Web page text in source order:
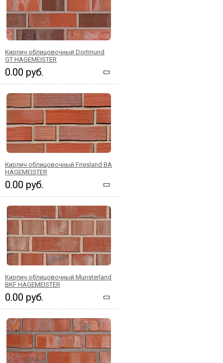
Кирпич облицовочный Dortmund
GT HAGEMEISTER
0.00 руб.
Кирпич облицовочный Friesland BA
HAGEMEISTER
0.00 руб.
Кирпич облицовочный Munsterland
BKF HAGEMEISTER
0.00 руб.